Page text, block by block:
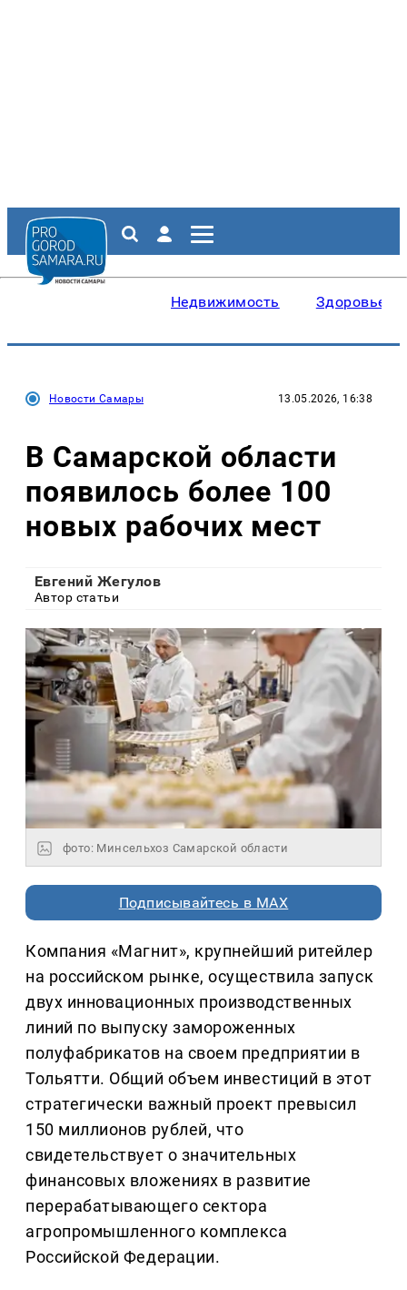
Недвижимость Здоровье
Новости Самары 13.05.2026, 16:38
В Самарской области
появилось более 100
новых рабочих мест
Евгений Жегулов
Автор статьи
фото: Минсельхоз Самарской области
Подписывайтесь в MAX
Компания «Магнит», крупнейший ритейлер
на российском рынке, осуществила запуск
двух инновационных производственных
линий по выпуску замороженных
полуфабрикатов на своем предприятии в
Тольятти. Общий объем инвестиций в этот
стратегически важный проект превысил
150 миллионов рублей, что
свидетельствует о значительных
финансовых вложениях в развитие
перерабатывающего сектора
агропромышленного комплекса
Российской Федерации.